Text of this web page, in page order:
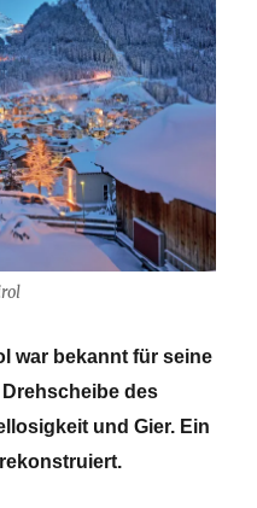
war bekannt für seine
des
und Gier. Ein